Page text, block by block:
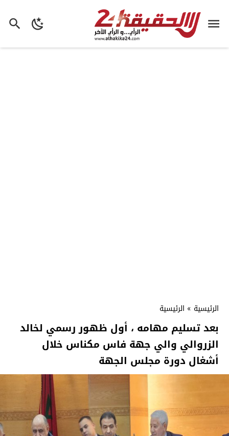
الرئيسية » الرئيسية
بعد تسليم مهامه ، أول ظهور رسمي لخالد
الزروالي والي جهة فاس مكناس خلال
أشغال دورة مجلس الجهة